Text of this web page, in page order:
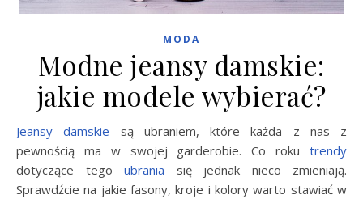
MODA
Modne jeansy damskie:
jakie modele wybierać?
Jeansy damskie są ubraniem, które każda z nas z
pewnością ma w swojej garderobie. Co roku trendy
dotyczące tego ubrania się jednak nieco zmieniają.
Sprawdźcie na jakie fasony, kroje i kolory warto stawiać w